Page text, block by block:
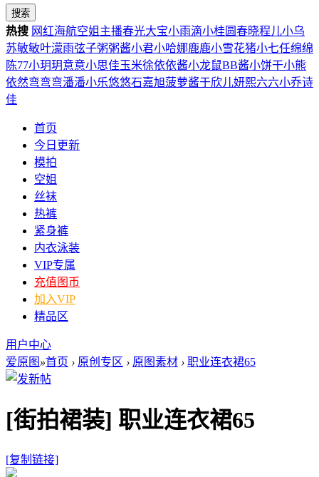
搜索
热搜 网红海航空姐 主播春光大宝小雨滴小桂圆春晓程儿小乌
苏敏敏叶濛雨弦子粥粥酱小君小哈娜鹿鹿小雪花猪小七任绵绵
陈77小玥玥意意小思佳玉米徐依依酱小龙鼠BB酱小饼干小熊
依然弯弯弯潘潘小乐悠悠石嘉旭菠萝酱于欣儿妍熙六六小乔诗
佳
首页
今日更新
模拍
空姐
丝袜
热裤
紧身裤
内衣泳装
VIP专属
充值图币
加入VIP
精品区
用户中心
爱原图 »首页 › 原创专区 › 原图素材 › 职业连衣裙65
[街拍裙装] 职业连衣裙65
[复制链接]